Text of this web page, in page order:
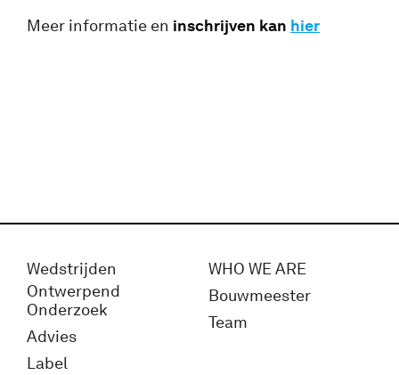
Meer informatie en inschrijven kan hier
Wedstrijden
Ontwerpend
Onderzoek
Advies
Label
WHO WE ARE
Bouwmeester
Team